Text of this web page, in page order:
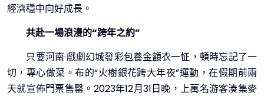
經濟穩中向好成長。
共赴一場浪漫的“跨年之約”
只要河南·戲劇幻城發彩包養金額衣一怔，頓時忘記了一
切，專心做菜。布的“火樹銀花跨大年夜”運動，在假期前兩
天就宣佈門票售罄。2023年12月31日晚，上萬名游客湊集麥